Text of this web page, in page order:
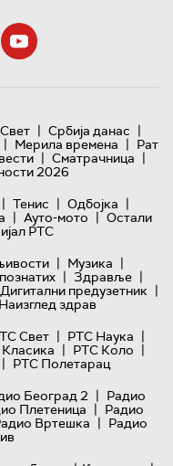
Свет | Србија данас |
| Мерила времена | Рат
| Сматрачница |
2026
| Тенис | Одбојка |
| Ауто-мото | Остали
РТС
| Музика |
| Здравље |
Дигитални предузетник |
Наизглед здрав
Свет | РТС Наука |
| РТС Коло |
| РТС Полетарац
Београд 2 | Радио
Плетеница | Радио
Вртешка | Радио